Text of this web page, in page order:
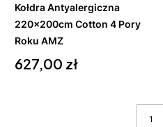
Kołdra Antyalergiczna
220x200cm Cotton 4 Pory
Roku AMZ
Cena
627,00 zł